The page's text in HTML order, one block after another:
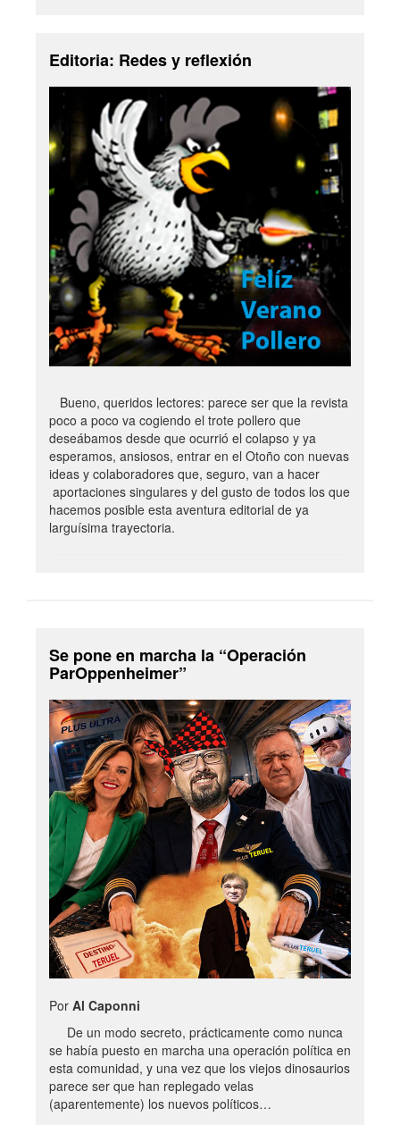
Editoria: Redes y reflexión
Bueno, queridos lectores: parece ser que la revista
poco a poco va cogiendo el trote pollero que
deseábamos desde que ocurrió el colapso y ya
esperamos, ansiosos, entrar en el Otoño con nuevas
ideas y colaboradores que, seguro, van a hacer
aportaciones singulares y del gusto de todos los que
hacemos posible esta aventura editorial de ya
larguísima trayectoria.
Se pone en marcha la “Operación
ParOppenheimer”
Por Al Caponni
De un modo secreto, prácticamente como nunca
se había puesto en marcha una operación política en
esta comunidad, y una vez que los viejos dinosaurios
parece ser que han replegado velas
(aparentemente) los nuevos políticos…